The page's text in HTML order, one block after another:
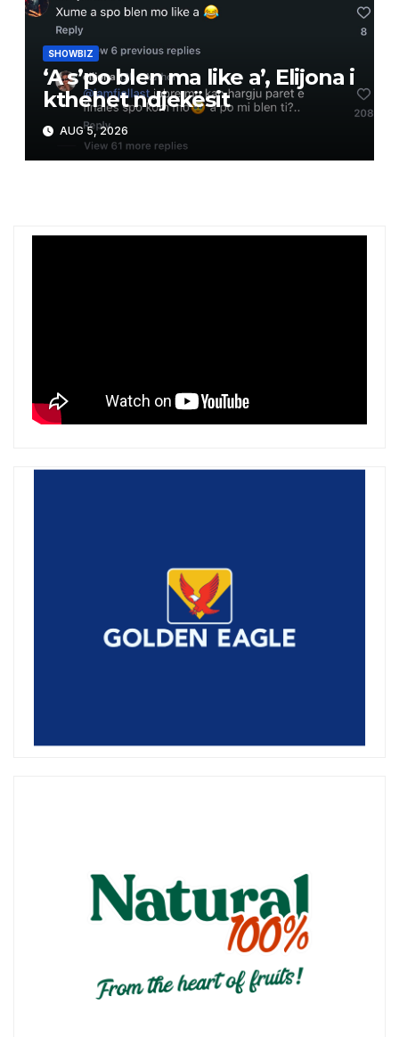
SHOWBIZ
‘A s’po blen ma like a’, Elijona i
kthehet ndjekësit
AUG 5, 2026